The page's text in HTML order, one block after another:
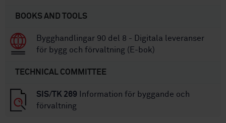
BOOKS AND TOOLS
Bygghandlingar 90 del 8 - Digitala leveranser
för bygg och förvaltning (E-bok)
TECHNICAL COMMITTEE
SIS/TK 269 Information för byggande och
förvaltning